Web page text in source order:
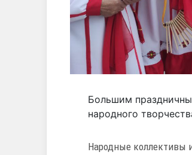
Большим
народного
Народные коллективы